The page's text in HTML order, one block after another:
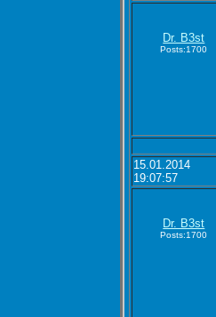
Dr. B3st
Posts:1700
15.01.2014
19:07:57
Dr. B3st
Posts:1700